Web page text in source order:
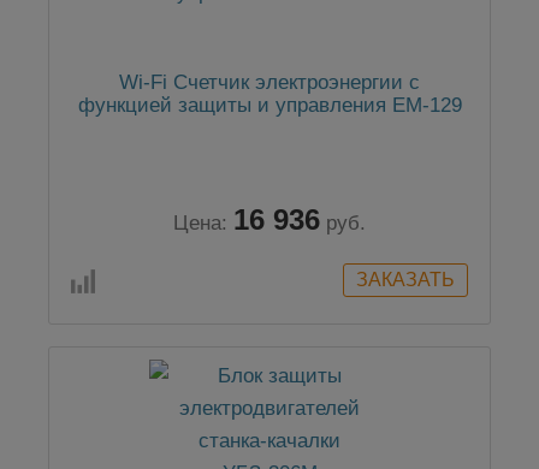
Wi-Fi Счетчик электроэнергии с
функцией защиты и управления ЕМ-129
Цена: 16 936 руб.